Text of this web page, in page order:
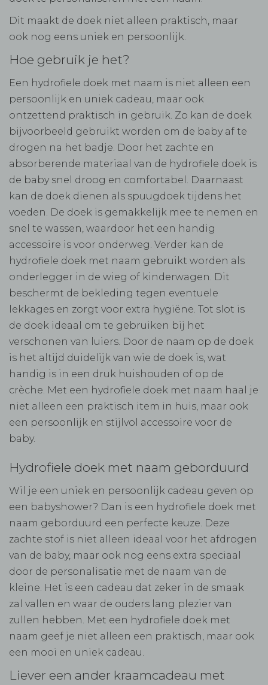
Dit maakt de doek niet alleen praktisch, maar
ook nog eens uniek en persoonlijk.
Hoe gebruik je het?
Een hydrofiele doek met naam is niet alleen een
persoonlijk en uniek cadeau, maar ook
ontzettend praktisch in gebruik. Zo kan de doek
bijvoorbeeld gebruikt worden om de baby af te
drogen na het badje. Door het zachte en
absorberende materiaal van de hydrofiele doek is
de baby snel droog en comfortabel. Daarnaast
kan de doek dienen als spuugdoek tijdens het
voeden. De doek is gemakkelijk mee te nemen en
snel te wassen, waardoor het een handig
accessoire is voor onderweg. Verder kan de
hydrofiele doek met naam gebruikt worden als
onderlegger in de wieg of kinderwagen. Dit
beschermt de bekleding tegen eventuele
lekkages en zorgt voor extra hygiëne. Tot slot is
de doek ideaal om te gebruiken bij het
verschonen van luiers. Door de naam op de doek
is het altijd duidelijk van wie de doek is, wat
handig is in een druk huishouden of op de
crèche. Met een hydrofiele doek met naam haal je
niet alleen een praktisch item in huis, maar ook
een persoonlijk en stijlvol accessoire voor de
baby.
Hydrofiele doek met naam geborduurd
Wil je een uniek en persoonlijk cadeau geven op
een babyshower? Dan is een hydrofiele doek met
naam geborduurd een perfecte keuze. Deze
zachte stof is niet alleen ideaal voor het afdrogen
van de baby, maar ook nog eens extra speciaal
door de personalisatie met de naam van de
kleine. Het is een cadeau dat zeker in de smaak
zal vallen en waar de ouders lang plezier van
zullen hebben. Met een hydrofiele doek met
naam geef je niet alleen een praktisch, maar ook
een mooi en uniek cadeau.
Liever een ander kraamcadeau met